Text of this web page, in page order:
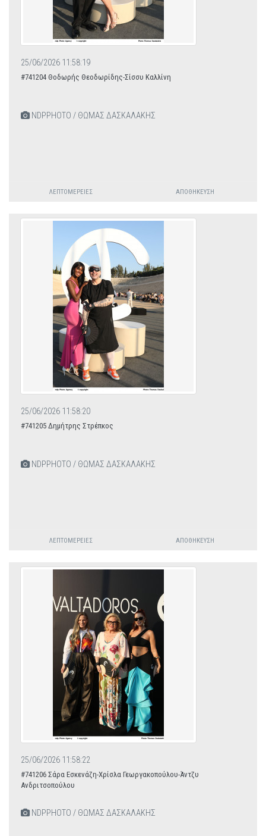
25/06/2026 11:58:19
#741204 Θοδωρής Θεοδωρίδης-Σίσσυ Καλλίνη
NDPPHOTO / ΘΩΜΑΣ ΔΑΣΚΑΛΑΚΗΣ
ΛΕΠΤΟΜΈΡΕΙΕΣ ΑΠΟΘΉΚΕΥΣΗ
25/06/2026 11:58:20
#741205 Δημήτρης Στρέπκος
NDPPHOTO / ΘΩΜΑΣ ΔΑΣΚΑΛΑΚΗΣ
ΛΕΠΤΟΜΈΡΕΙΕΣ ΑΠΟΘΉΚΕΥΣΗ
25/06/2026 11:58:22
#741206 Σάρα Εσκενάζη-Χρίσλα Γεωργακοπούλου-Άντζυ
Ανδριτσοπούλου
NDPPHOTO / ΘΩΜΑΣ ΔΑΣΚΑΛΑΚΗΣ